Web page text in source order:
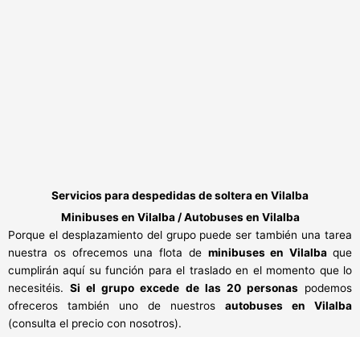
Servicios para despedidas de soltera en Vilalba
Minibuses en Vilalba / Autobuses en Vilalba
Porque el desplazamiento del grupo puede ser también una tarea
nuestra os ofrecemos una flota de minibuses en Vilalbaque
cumplirán aquí su función para el traslado en el momento que lo
necesitéis.Si el grupo excede de las 20 personaspodemos
ofreceros también uno de nuestros autobuses en Vilalba
(consulta el precio con nosotros).